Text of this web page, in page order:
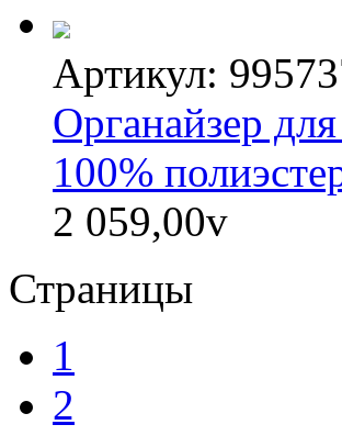
Артикул:
Органайзер
100%
2 059,00v
Страницы
1
2